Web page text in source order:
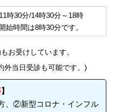
時30分/14時30分～18時
始時間は8時30分です。
お受けしています。
外当日受診も可能です。)
】
、②新型コロナ・インフル